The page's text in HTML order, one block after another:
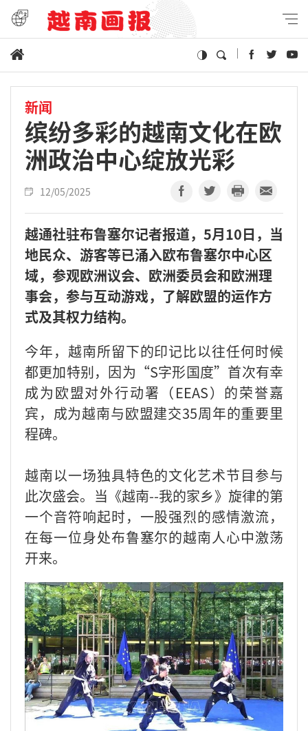
新闻
缤纷多彩的越南文化在欧
洲政治中心绽放光彩
12/05/2025
越通社驻布鲁塞尔记者报道，5月10日，当
地民众、游客等已涌入欧布鲁塞尔中心区
域，参观欧洲议会、欧洲委员会和欧洲理
事会，参与互动游戏，了解欧盟的运作方
式及其权力结构。
今年，越南所留下的印记比以往任何时候
都更加特别，因为“S字形国度”首次有幸
成为欧盟对外行动署（EEAS）的荣誉嘉
宾，成为越南与欧盟建交35周年的重要里
程碑。
越南以一场独具特色的文化艺术节目参与
此次盛会。当《越南--我的家乡》旋律的第
一个音符响起时，一股强烈的感情激流，
在每一位身处布鲁塞尔的越南人心中激荡
开来。